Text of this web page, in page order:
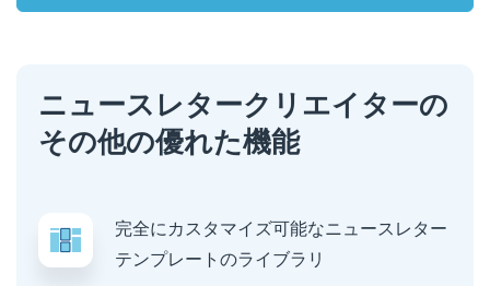
ニュースレタークリエイターの
その他の優れた機能
完全にカスタマイズ可能なニュースレター
テンプレートのライブラリ